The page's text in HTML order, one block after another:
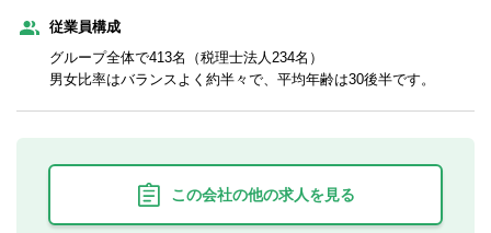
従業員構成
グループ全体で413名（税理士法人234名）
男女比率はバランスよく約半々で、平均年齢は30後半です。
この会社の他の求人を見る